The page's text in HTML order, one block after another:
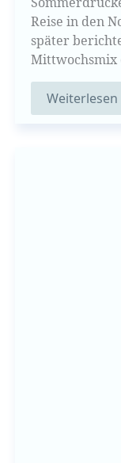
Reise in den
später
Weiterlesen